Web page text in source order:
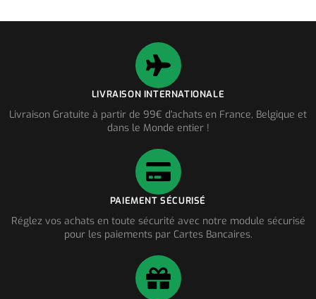
LIVRAISON INTERNATIONALE
Livraison Gratuite à partir de 99€ d'achats en France, Belgique et
dans le Monde entier !
PAIEMENT SÉCURISÉ
Réglez vos achats en toute sécurité avec notre module sécurisé
pour les paiements par Cartes Bancaires.